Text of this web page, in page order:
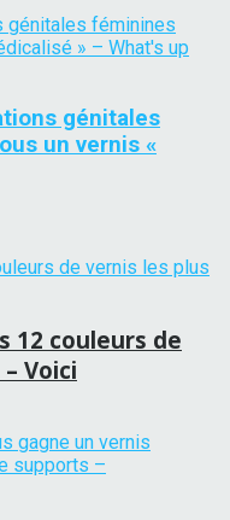
génitales
un vernis «
12 couleurs de
Voici